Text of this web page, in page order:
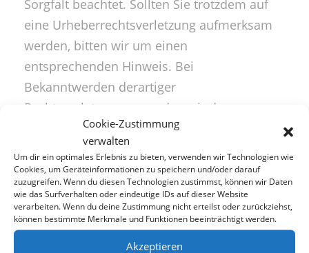
Cookie-Zustimmung
verwalten
Um dir ein optimales Erlebnis zu bieten, verwenden wir Technologien wie
Cookies, um Geräteinformationen zu speichern und/oder darauf
zuzugreifen. Wenn du diesen Technologien zustimmst, können wir Daten
wie das Surfverhalten oder eindeutige IDs auf dieser Website
verarbeiten. Wenn du deine Zustimmung nicht erteilst oder zurückziehst,
können bestimmte Merkmale und Funktionen beeinträchtigt werden.
Akzeptieren
Sorgfalt beachtet. Sollten Sie trotzdem auf
eine Urheberrechtsverletzung aufmerksam
werden, bitten wir um einen
entsprechenden Hinweis. Bei
Bekanntwerden derartiger
Rechtsverletzungen werden wir den
betroffenen Inhalt umgehend entfernen.
Urheberrecht
Die Inhalte dieser Webseite unterliegen,
soweit dies rechtlich möglich ist, diversen
Schutzrechten (z.B dem Urheberrecht).